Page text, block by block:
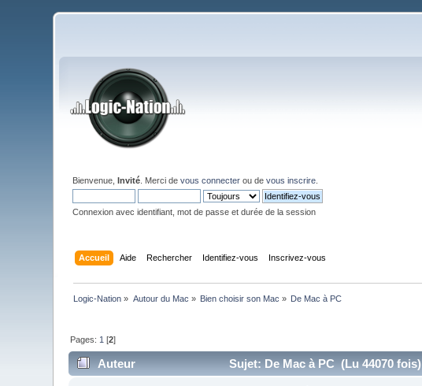
Bienvenue,Invité . Merci devous connecter ou devous inscrire
Connexion avec identifiant, mot de passe et durée de la session
Accueil Aide Rechercher Identifiez-vous Inscrivez-vous
Logic-Nation » Autour du Mac » Bien choisir son Mac » De Mac à PC
Pages: 1 [2]
Auteur Sujet: De Mac à PC (Lu 44070 fois)